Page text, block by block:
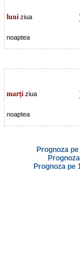
luni ziua
noaptea
marţi ziua
noaptea
Prognoza
Prognoza pe